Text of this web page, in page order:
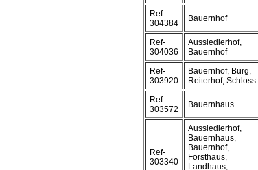
Ref-
304384
Bauernhof
Ref-
304036
Aussiedlerhof,
Bauernhof
Ref-
303920
Bauernhof, Burg,
Reiterhof, Schloss
Ref-
303572
Bauernhaus
Ref-
303340
Aussiedlerhof,
Bauernhaus,
Bauernhof,
Forsthaus,
Landhaus,